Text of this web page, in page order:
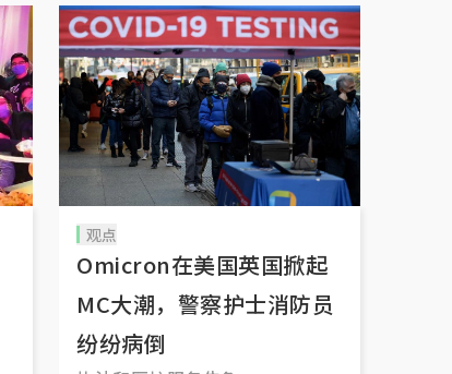
观点
Omicron在美国英国掀起
MC大潮，警察护士消防员
纷纷病倒